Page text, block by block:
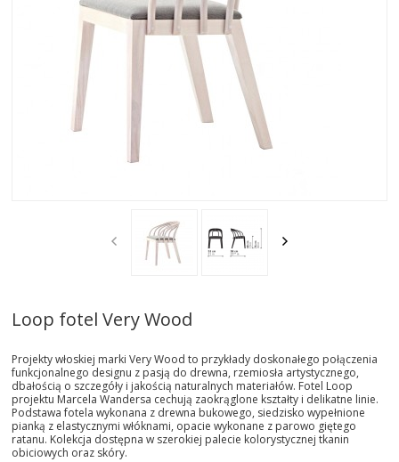
AKTUALNOSCI
STREFA-PROJEKTANTA
REALIZACJE
Loop fotel Very Wood
Projekty włoskiej marki Very Wood to przykłady doskonałego połączenia
funkcjonalnego designu z pasją do drewna, rzemiosła artystycznego,
dbałością o szczegóły i jakością naturalnych materiałów. Fotel Loop
projektu Marcela Wandersa cechują zaokrąglone kształty i delikatne linie.
Podstawa fotela wykonana z drewna bukowego, siedzisko wypełnione
pianką z elastycznymi włóknami, opacie wykonane z parowo giętego
ratanu. Kolekcja dostępna w szerokiej palecie kolorystycznej tkanin
obiciowych oraz skóry.